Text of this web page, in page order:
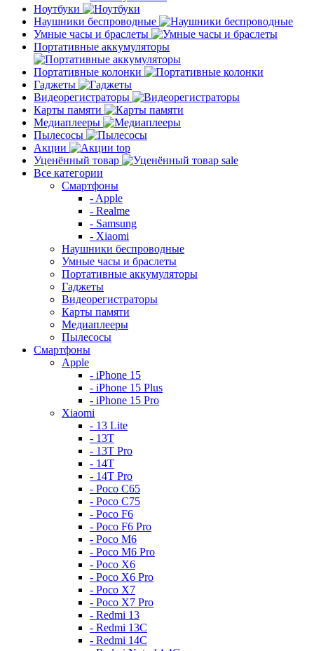
Ноутбуки
Наушники беспроводные
Умные часы и браслеты
Портативные аккумуляторы
Портативные колонки
Гаджеты
Видеорегистраторы
Карты памяти
Медиаплееры
Пылесосы
Акции
top
Уценённый товар
sale
Все категории
Смартфоны
- Apple
- Realme
- Samsung
- Xiaomi
Наушники беспроводные
Умные часы и браслеты
Портативные аккумуляторы
Гаджеты
Видеорегистраторы
Карты памяти
Медиаплееры
Пылесосы
Смартфоны
Apple
- iPhone 15
- iPhone 15 Plus
- iPhone 15 Pro
Xiaomi
- 13 Lite
- 13T
- 13T Pro
- 14T
- 14T Pro
- Poco C65
- Poco C75
- Poco F6
- Poco F6 Pro
- Poco M6
- Poco M6 Pro
- Poco X6
- Poco X6 Pro
- Poco X7
- Poco X7 Pro
- Redmi 13
- Redmi 13C
- Redmi 14C